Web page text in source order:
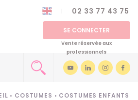
02 33 77 43 75
SE CONNECTER
Vente réservée aux
professionnels
• COSTUMES • COSTUMES ENFANTS